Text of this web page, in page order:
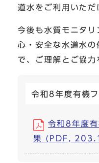
道水をご利用いただ
今後も水質モニタ
心・安全な水道水
で、ご理解とご協力
令和8年度有機
令和8年度
果 (PDF,